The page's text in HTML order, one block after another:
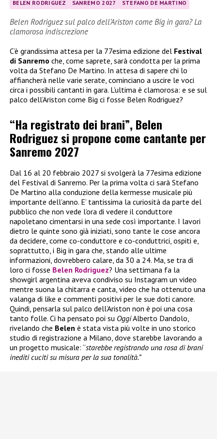
BELEN RODRIGUEZ SANREMO 2027 STEFANO DE MARTINO
Belen Rodriguez sul palco dell’Ariston come Big in gara? La
clamorosa indiscrezione
C’è grandissima attesa per la 77esima edizione del Festival
di Sanremo che, come saprete, sarà condotta per la prima
volta da Stefano De Martino. In attesa di sapere chi lo
affiancherà nelle varie serate, cominciano a uscire le voci
circa i possibili cantanti in gara. L’ultima è clamorosa: e se sul
palco dell’Ariston come Big ci fosse Belen Rodriguez?
“Ha registrato dei brani”, Belen
Rodriguez si propone come cantante per
Sanremo 2027
Dal 16 al 20 febbraio 2027 si svolgerà la 77esima edizione
del Festival di Sanremo. Per la prima volta ci sarà Stefano
De Martino alla conduzione della kermesse musicale più
importante dell’anno. E’ tantissima la curiosità da parte del
pubblico che non vede l’ora di vedere il conduttore
napoletano cimentarsi in una sede così importante. I lavori
dietro le quinte sono già iniziati, sono tante le cose ancora
da decidere, come co-conduttore e co-conduttrici, ospiti e,
soprattutto, i Big in gara che, stando alle ultime
informazioni, dovrebbero calare, da 30 a 24. Ma, se tra di
loro ci fosse Belen Rodriguez? Una settimana fa la
showgirl argentina aveva condiviso su Instagram un video
mentre suona la chitarra e canta, video che ha ottenuto una
valanga di like e commenti positivi per le sue doti canore.
Quindi, pensarla sul palco dell’Ariston non è poi una cosa
tanto folle. Ci ha pensato poi su OggiAlberto Dandolo,
rivelando che Belen è stata vista più volte in uno storico
studio di registrazione a Milano, dove starebbe lavorando a
un progetto musicale: “starebbe registrando una rosa di brani
inediti cuciti su misura per la sua tonalità.”